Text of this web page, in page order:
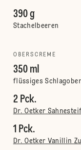
390 g
Stachelbeeren
OBERSCREME
350 ml
flüssiges
2 Pck.
Dr. Oetker Sahnesteif
1 Pck.
Dr. Oetker Vanillin